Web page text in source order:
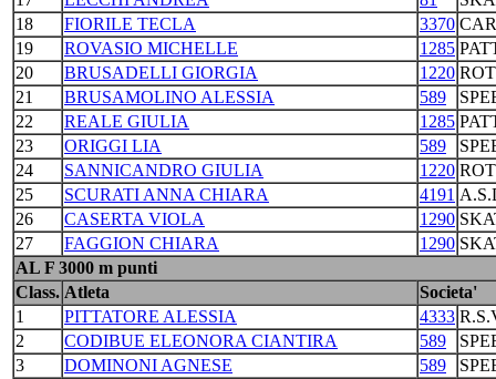
18
FIORILE TECLA 3370
19
ROVASIO MICHELLE 1285
20
BRUSADELLI GIORGIA 1220
21
BRUSAMOLINO ALESSIA 589
22
REALE GIULIA 1285
23
ORIGGI LIA 589
24
SANNICANDRO GIULIA 1220
25
SCURATI ANNA CHIARA 4191
26
CASERTA VIOLA 1290
27
FAGGION CHIARA 1290
AL F 3000 m punti
Class. Atleta
Societa'
1
PITTATORE ALESSIA 4333
2
CODIBUE ELEONORA CIANTIRA 589
3
DOMINONI AGNESE 589